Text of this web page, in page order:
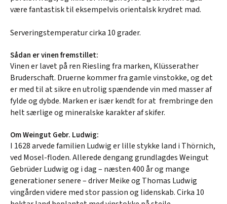
være fantastisk til eksempelvis orientalsk krydret mad.
Serveringstemperatur cirka 10 grader.
Sådan er vinen fremstillet:
Vinen er lavet på ren Riesling fra marken, Klüsserather
Bruderschaft. Druerne kommer fra gamle vinstokke, og det
er med til at sikre en utrolig spændende vin med masser af
fylde og dybde. Marken er især kendt for at frembringe den
helt særlige og mineralske karakter af skifer.
Om Weingut Gebr. Ludwig:
I 1628 arvede familien Ludwig er lille stykke land i Thörnich,
ved Mosel-floden. Allerede dengang grundlagdes Weingut
Gebrüder Ludwig og i dag – næsten 400 år og mange
generationer senere – driver Meike og Thomas Ludwig
vingården videre med stor passion og lidenskab. Cirka 10